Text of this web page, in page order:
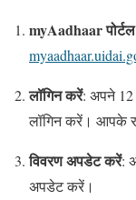
myAadhaar
लॉगिन करें: अपने
लॉगिन करें। आपके
विवरण अपडेट करें:
अपडेट करें।